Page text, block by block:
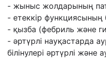
- жыныс жолдарының
- етеккір функциясының
- қызба (фебриль жəне
- əртүрлі науқастарда
білінулері əртүрлі жəне